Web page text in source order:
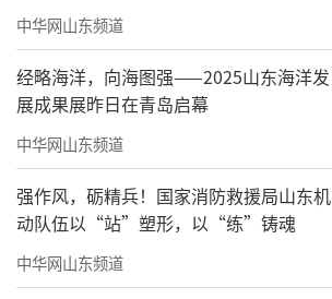
中华网山东频道
经略海洋，向海图强——2025山东海洋发
展成果展昨日在青岛启幕
中华网山东频道
强作风，砺精兵！国家消防救援局山东机
动队伍以“站”塑形，以“练”铸魂
中华网山东频道